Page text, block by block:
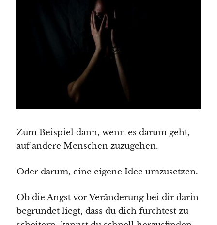
Zum Beispiel dann, wenn es darum geht,
auf andere Menschen zuzugehen.
Oder darum, eine eigene Idee umzusetzen.
Ob die Angst vor Veränderung bei dir darin
begründet liegt, dass du dich fürchtest zu